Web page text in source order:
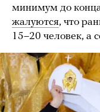
минимум до
жалуются, что
15–20 человек, а